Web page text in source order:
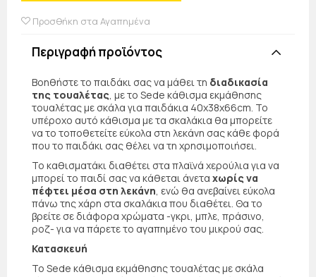
Προσθήκη στα Αγαπημένα
Περιγραφή προϊόντος
Βοηθήστε το παιδάκι σας να μάθει τη διαδικασία
της τουαλέτας, με το Sede κάθισμα εκμάθησης
τουαλέτας με σκάλα για παιδάκια 40x38x66cm. Το
υπέροχο αυτό κάθισμα με τα σκαλάκια θα μπορείτε
να το τοποθετείτε εύκολα στη λεκάνη σας κάθε φορά
που το παιδάκι σας θέλει να τη χρησιμοποιήσει.
Το καθισματάκι διαθέτει στα πλαϊνά χερούλια για να
μπορεί το παιδί σας να κάθεται άνετα χωρίς να
πέφτει μέσα στη λεκάνη, ενώ θα ανεβαίνει εύκολα
πάνω της χάρη στα σκαλάκια που διαθέτει. Θα το
βρείτε σε διάφορα χρώματα -γκρι, μπλε, πράσινο,
ροζ- για να πάρετε το αγαπημένο του μικρού σας.
Κατασκευή
Το Sede κάθισμα εκμάθησης τουαλέτας με σκάλα